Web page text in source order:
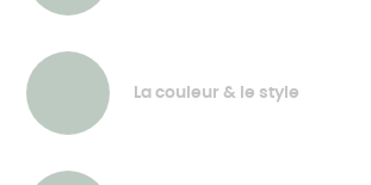
La couleur & le style